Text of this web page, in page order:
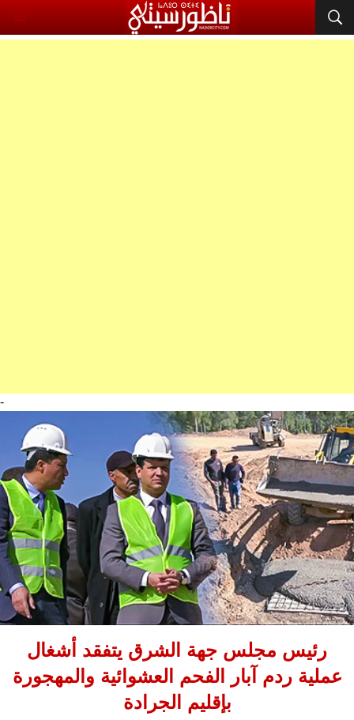
-
رئيس مجلس جهة الشرق يتفقد أشغال
عملية ردم آبار الفحم العشوائية والمهجورة
بإقليم الجرادة